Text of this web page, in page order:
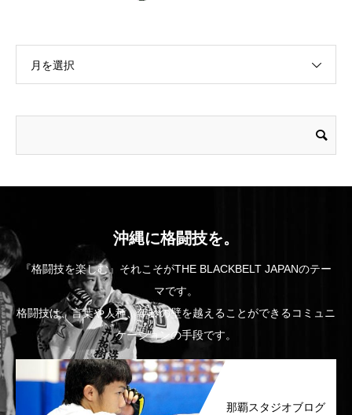
月を選択
沖縄に格闘技を。
『格闘技を楽しむ』それこそがTHE BLACKBELT JAPANのテー
マです。
格闘技は、言葉や人種、年齢の壁を越えることができるコミュニ
ケーションの手段です。
那覇スタジオブログ